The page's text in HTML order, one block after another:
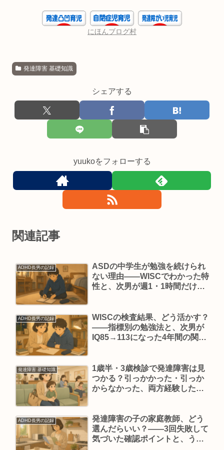
にほんブログ村
発達障害 基礎知識
シェアする
yuukoをフォローする
関連記事
ADHD長男の記録
ASDの中学生が勉強を続けられ
ない理由——WISCでわかった特
性と、次男が週1・1時間だけ続
ADHD長男の記録
WISCの検査結果、どう活かす？
——指標別の勉強法と、次男が
IQ85→113になった4年間の関わ
発達障害 基礎知識
1歳半・3歳検診で発達障害は見
つかる？引っかかった・引っか
からなかった、両方経験した母
ADHD長男の記録
発達障害の子の家庭教師、どう
選んだらいい？——3回失敗して
気づいた確認ポイントと、うち